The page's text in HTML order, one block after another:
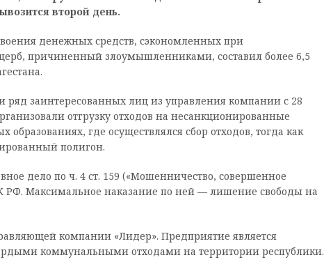
второй день.
денежных средств, сэкономленных при
причиненный злоумышленниками, составил более 6,5
заинтересованных лиц из управления компании с 28
отгрузку отходов на несанкционированные
где осуществлялся сбор отходов, тогда как
полигон.
дело по ч. 4 ст. 159 («Мошенничество, совершенное
РФ. Максимальное наказание по ней — лишение свободы на
компании «Лидер». Предприятие является
коммунальными отходами на территории республики.